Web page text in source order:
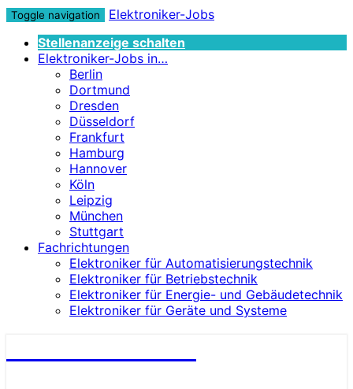
Toggle navigation
Elektroniker-Jobs
Stellenanzeige schalten
Elektroniker-Jobs in…
Berlin
Dortmund
Dresden
Düsseldorf
Frankfurt
Hamburg
Hannover
Köln
Leipzig
München
Stuttgart
Fachrichtungen
Elektroniker für Automatisierungstechnik
Elektroniker für Betriebstechnik
Elektroniker für Energie- und Gebäudetechnik
Elektroniker für Geräte und Systeme